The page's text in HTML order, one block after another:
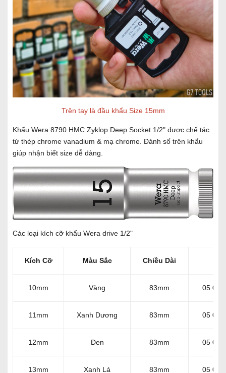
Trên tay là đầu khẩu Size 15mm
Khẩu Wera 8790 HMC Zyklop Deep Socket 1/2" được chế tác
từ thép chrome vanadium & mạ chrome. Đánh số trên khẩu
giúp nhận biết size dễ dàng.
Các loại kích cỡ khẩu Wera drive 1/2"
Kích Cỡ Màu Sắc Chiều Dài
10mm Vàng 83mm 05
11mm Xanh Dương 83mm 05
12mm Đen 83mm 05
13mm Xanh Lá 83mm 05